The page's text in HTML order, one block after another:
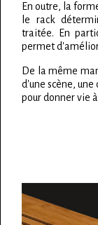
En outre, la
le rack
traitée. En
permet
De la même
d'une scène,
pour donner vie